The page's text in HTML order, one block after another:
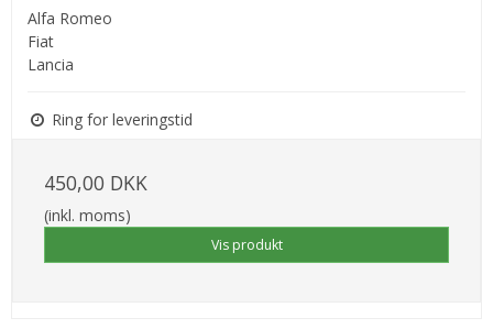
Alfa Romeo
Fiat
Lancia
Ring for leveringstid
450,00 DKK
(inkl. moms)
Vis produkt